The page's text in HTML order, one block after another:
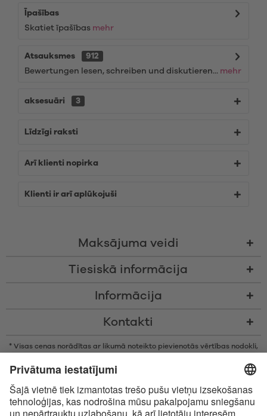
Īpašības
Skatiet īpašības mehr
Atsauksmes
912
Bewertungen lesen, schreiben und diskutieren... mehr
aksesuāri 3
Līdzīgi raksti
Arī klienti nopirka
Klienti ir arī aplūkojuši
Maksājuma veidi
Tiesiskā informācija
Informācija
Kontakti
* Visas cenas norādītas ar likumā noteikto pievienotās vērtības nodokli,
vien nav noteikts citādi
* Bluetooth® vārdiskā zīme un logotipi ir reģistrētas preču zīmes, kas
pieder Bluetooth SIG, Inc., un Satisfyer GmbH izmanto šīs zīmes saskaņā